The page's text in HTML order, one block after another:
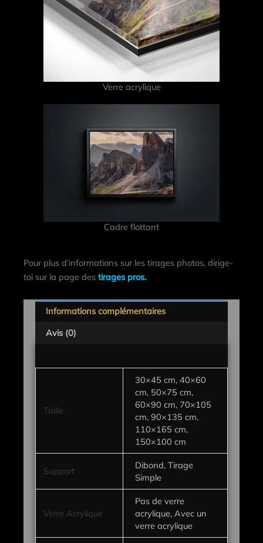
Verre acrylique
Cadre flottant
Pour plus d’informations sur les tirages photos, dirige-
toi sur la page des tirages pros.
Informations complémentaires
Avis (0)
Taille
30×45 cm, 40×60
cm, 50×75 cm,
60×90 cm, 70×105
cm, 90×135 cm,
110×165 cm,
150×100 cm
Support
Dibond, Tirage
Simple
Verre Acrylique
Pas de verre
acrylique, Avec un
verre acrylique